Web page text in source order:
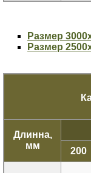
Размер
Размер
Длинна,
мм
200